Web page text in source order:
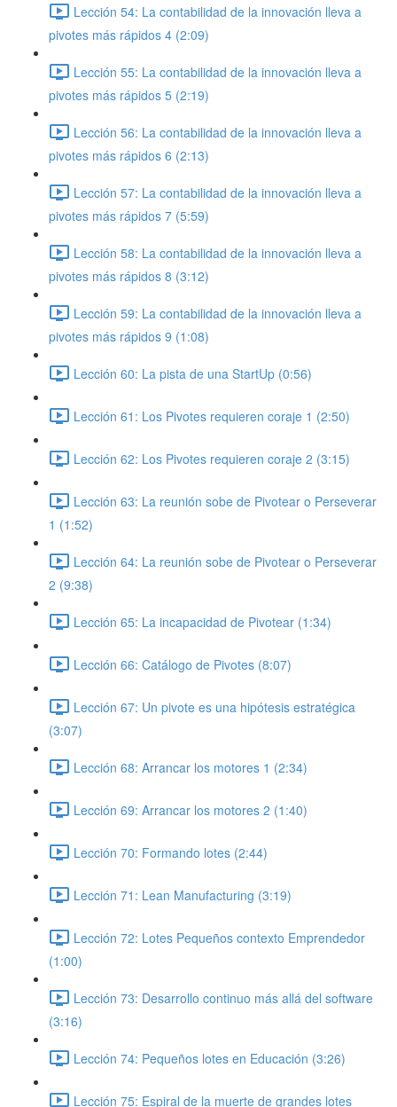
Lección 54: La contabilidad de la innovación lleva a
pivotes más rápidos 4 (2:09)
Lección 55: La contabilidad de la innovación lleva a
pivotes más rápidos 5 (2:19)
Lección 56: La contabilidad de la innovación lleva a
pivotes más rápidos 6 (2:13)
Lección 57: La contabilidad de la innovación lleva a
pivotes más rápidos 7 (5:59)
Lección 58: La contabilidad de la innovación lleva a
pivotes más rápidos 8 (3:12)
Lección 59: La contabilidad de la innovación lleva a
pivotes más rápidos 9 (1:08)
Lección 60: La pista de una StartUp (0:56)
Lección 61: Los Pivotes requieren coraje 1 (2:50)
Lección 62: Los Pivotes requieren coraje 2 (3:15)
Lección 63: La reunión sobe de Pivotear o Perseverar
1 (1:52)
Lección 64: La reunión sobe de Pivotear o Perseverar
2 (9:38)
Lección 65: La incapacidad de Pivotear (1:34)
Lección 66: Catálogo de Pivotes (8:07)
Lección 67: Un pivote es una hipótesis estratégica
(3:07)
Lección 68: Arrancar los motores 1 (2:34)
Lección 69: Arrancar los motores 2 (1:40)
Lección 70: Formando lotes (2:44)
Lección 71: Lean Manufacturing (3:19)
Lección 72: Lotes Pequeños contexto Emprendedor
(1:00)
Lección 73: Desarrollo continuo más allá del software
(3:16)
Lección 74: Pequeños lotes en Educación (3:26)
Lección 75: Espiral de la muerte de grandes lotes